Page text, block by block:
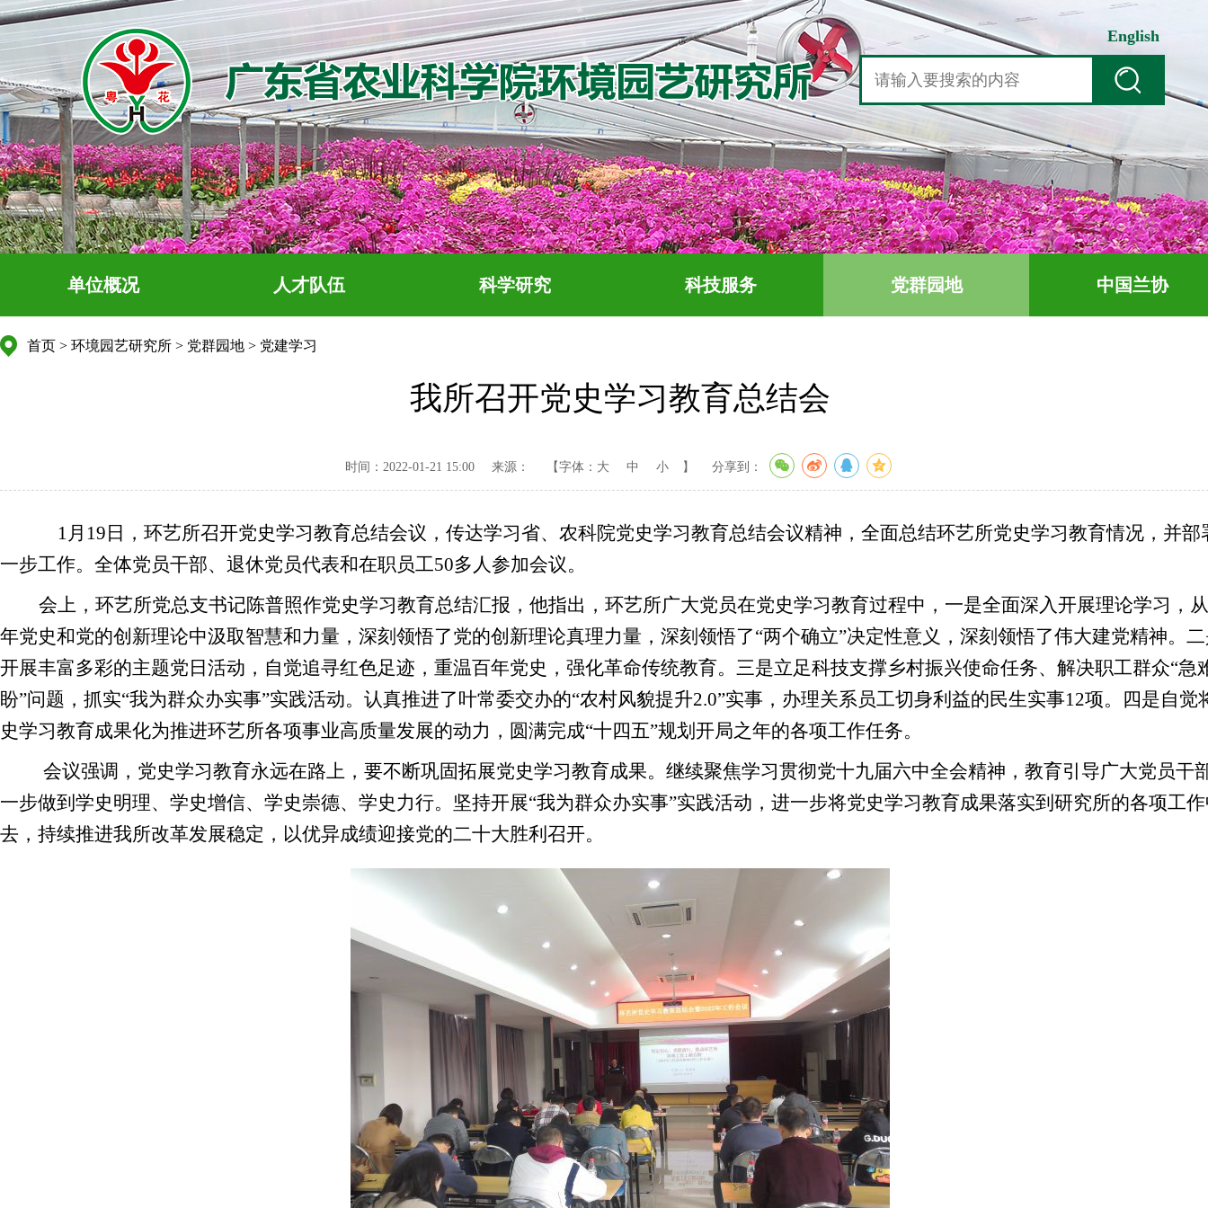
English
单位概况 人才队伍 科学研究 科技服务 党群园地 中国兰协
首页 > 环境园艺研究所 > 党群园地 > 党建学习
我所召开党史学习教育总结会
时间：2022-01-21 15:00 来源： 【字体： 大 中 小 】 分享到：
1月19日，环艺所召开党史学习教育总结会议，传达学习省、农科院党史学习教育总结会议精神，全面总结环艺所党史学习教育情况，并部
一步工作。全体党员干部、退休党员代表和在职员工50多人参加会议。
会上，环艺所党总支书记陈普照作党史学习教育总结汇报，他指出，环艺所广大党员在党史学习教育过程中，一是全面深入开展理论学习，
年党史和党的创新理论中汲取智慧和力量，深刻领悟了党的创新理论真理力量，深刻领悟了“两个确立”决定性意义，深刻领悟了伟大建党精神。
开展丰富多彩的主题党日活动，自觉追寻红色足迹，重温百年党史，强化革命传统教育。三是立足科技支撑乡村振兴使命任务、解决职工群众“急
盼”问题，抓实“我为群众办实事”实践活动。认真推进了叶常委交办的“农村风貌提升2.0”实事，办理关系员工切身利益的民生实事12项。四是自觉
史学习教育成果化为推进环艺所各项事业高质量发展的动力，圆满完成“十四五”规划开局之年的各项工作任务。
会议强调，党史学习教育永远在路上，要不断巩固拓展党史学习教育成果。继续聚焦学习贯彻党十九届六中全会精神，教育引导广大党员干
一步做到学史明理、学史增信、学史崇德、学史力行。坚持开展“我为群众办实事”实践活动，进一步将党史学习教育成果落实到研究所的各项工
去，持续推进我所改革发展稳定，以优异成绩迎接党的二十大胜利召开。